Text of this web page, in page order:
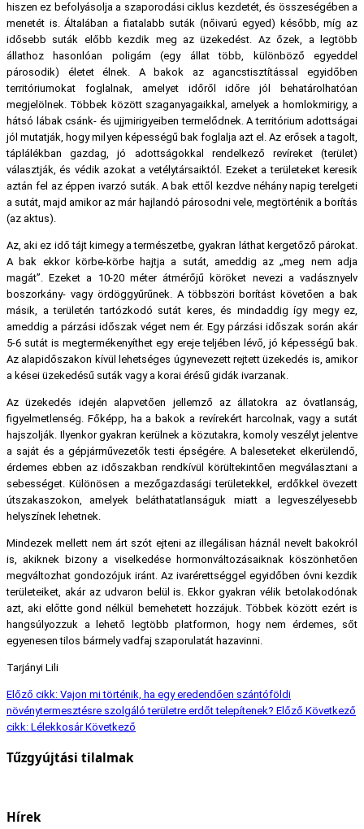
hiszen ez befolyásolja a szaporodási ciklus kezdetét, és összeségében a
menetét is. Általában a fiatalabb suták (nőivarú egyed) később, míg az
idősebb suták előbb kezdik meg az üzekedést. Az őzek, a legtöbb
állathoz hasonlóan poligám (egy állat több, különböző egyeddel
párosodik) életet élnek. A bakok az agancstisztítással egyidőben
territóriumokat foglalnak, amelyet időről időre jól behatárolhatóan
megjelölnek. Többek között szaganyagaikkal, amelyek a homlokmirigy, a
hátsó lábak csánk- és ujjmirigyeiben termelődnek. A territórium adottságai
jól mutatják, hogy milyen képességű bak foglalja azt el. Az erősek a tagolt,
táplálékban gazdag, jó adottságokkal rendelkező revíreket (terület)
választják, és védik azokat a vetélytársaiktól. Ezeket a területeket keresik
aztán fel az éppen ivarzó suták. A bak ettől kezdve néhány napig terelgeti
a sutát, majd amikor az már hajlandó párosodni vele, megtörténik a borítás
(az aktus).
Az, aki ez idő tájt kimegy a természetbe, gyakran láthat kergetőző párokat.
A bak ekkor körbe-körbe hajtja a sutát, ameddig az „meg nem adja
magát”. Ezeket a 10-20 méter átmérőjű köröket nevezi a vadásznyelv
boszorkány- vagy ördöggyűrűnek. A többszöri borítást követően a bak
másik, a területén tartózkodó sutát keres, és mindaddig így megy ez,
ameddig a párzási időszak véget nem ér. Egy párzási időszak során akár
5-6 sutát is megtermékenyíthet egy ereje teljében lévő, jó képességű bak.
Az alapidőszakon kívül lehetséges úgynevezett rejtett üzekedés is, amikor
a kései üzekedésű suták vagy a korai érésű gidák ivarzanak.
Az üzekedés idején alapvetően jellemző az állatokra az óvatlanság,
figyelmetlenség. Főképp, ha a bakok a revírekért harcolnak, vagy a sutát
hajszolják. Ilyenkor gyakran kerülnek a közutakra, komoly veszélyt jelentve
a saját és a gépjárművezetők testi épségére. A baleseteket elkerülendő,
érdemes ebben az időszakban rendkívül körültekintően megválasztani a
sebességet. Különösen a mezőgazdasági területekkel, erdőkkel övezett
útszakaszokon, amelyek beláthatatlanságuk miatt a legveszélyesebb
helyszínek lehetnek.
Mindezek mellett nem árt szót ejteni az illegálisan háznál nevelt bakokról
is, akiknek bizony a viselkedése hormonváltozásaiknak köszönhetően
megváltozhat gondozójuk iránt. Az ivarérettséggel egyidőben óvni kezdik
területeiket, akár az udvaron belül is. Ekkor gyakran vélik betolakodónak
azt, aki előtte gond nélkül bemehetett hozzájuk. Többek között ezért is
hangsúlyozzuk a lehető legtöbb platformon, hogy nem érdemes, sőt
egyenesen tilos bármely vadfaj szaporulatát hazavinni.
Tarjányi Lili
Előző cikk: Vajon mi történik, ha egy eredendően szántóföldi
növénytermesztésre szolgáló területre erdőt telepítenek? Előző Következő
cikk: LélekkosárKövetkező
Tűzgyújtási tilalmak
Hírek